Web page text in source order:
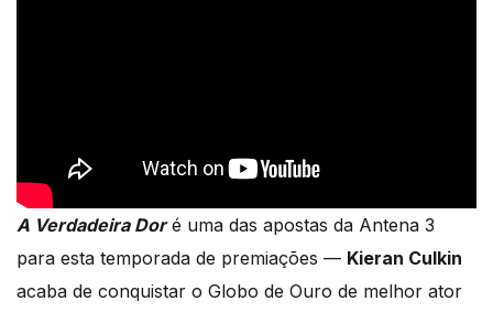
A Verdadeira Doré uma das apostas da Antena 3
para esta temporada de premiações — Kieran Culkin
acaba de conquistar o Globo de Ouro de melhor ator